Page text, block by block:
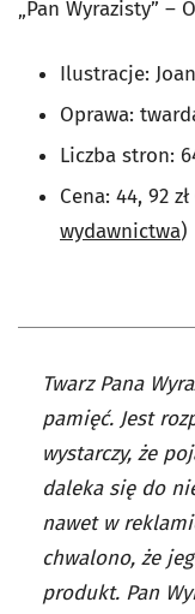
„Pan Wyrazisty” –
Ilustracje:
Oprawa:
Liczba stron:
Cena: 44, 92 zł
wydawnictwa)
Twarz Pana
pamięć. Jest
wystarczy, że
daleka się do
nawet w
chwalono, że
produkt. Pan